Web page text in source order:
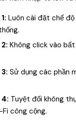
Luôn cài đặt chế
Không click vào
Sử dụng các phần
4: Tuyệt đối không
công cộng.